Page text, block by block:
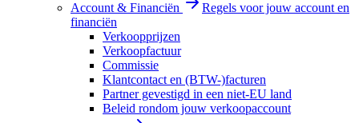
Account & Financiën
Regels voor jouw account en
financiën
Verkoopprijzen
Verkoopfactuur
Commissie
Klantcontact en (BTW-)facturen
Partner gevestigd in een niet-EU land
Beleid rondom jouw verkoopaccount